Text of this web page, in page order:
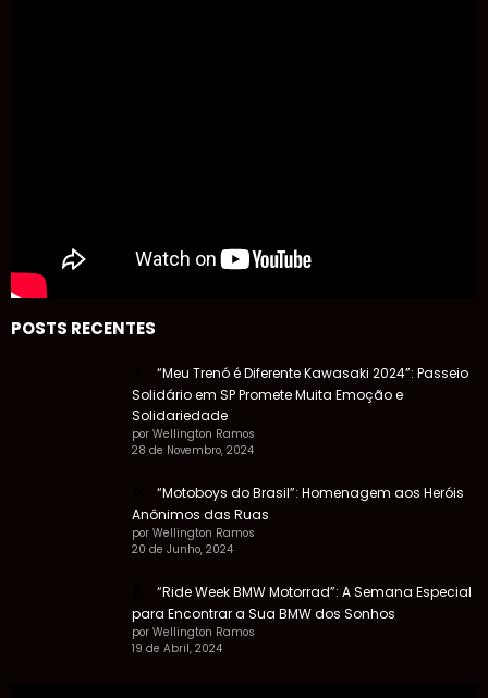
POSTS RECENTES
“Meu Trenó é Diferente Kawasaki 2024”: Passeio
Solidário em SP Promete Muita Emoção e
Solidariedade
por Wellington Ramos
28 de Novembro, 2024
“Motoboys do Brasil”: Homenagem aos Heróis
Anônimos das Ruas
por Wellington Ramos
20 de Junho, 2024
“Ride Week BMW Motorrad”: A Semana Especial
para Encontrar a Sua BMW dos Sonhos
por Wellington Ramos
19 de Abril, 2024